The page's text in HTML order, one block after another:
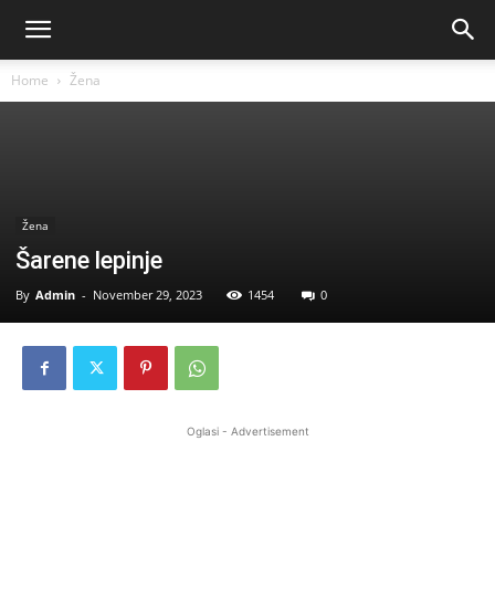
Home Žena
Žena
Šarene lepinje
By Admin - November 29, 2023 1454 0
Oglasi - Advertisement